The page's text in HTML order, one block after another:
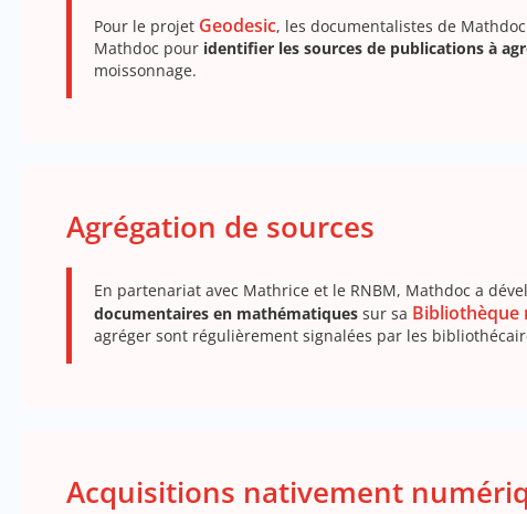
Pour le projet Geodesic, les documentalistes de
Mathdoc pour identifier les sources de publications à
moissonnage.
Agrégation de sources
En partenariat avec Mathrice et le RNBM, Mathdoc a
documentaires en mathématiques sur sa Bibliothèque
agréger sont régulièrement signalées par les
Acquisitions nativement